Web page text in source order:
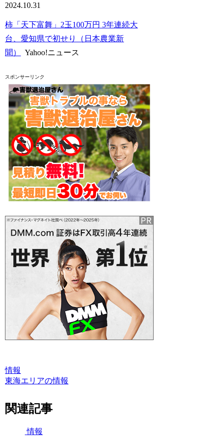
2024.10.31
柿「天下富舞」2玉100万円 3年連続大
台、愛知県で初せり（日本農業新
聞）
Yahoo!ニュース
スポンサーリンク
情報
東海エリアの情報
関連記事
情報